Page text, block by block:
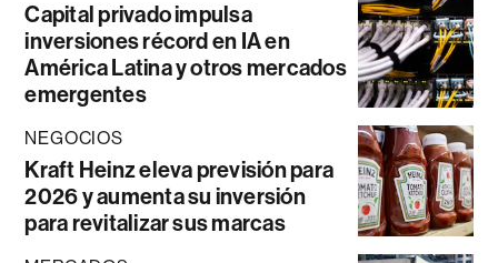
Capital privado impulsa
inversiones récord en IA en
América Latina y otros mercados
emergentes
NEGOCIOS
Kraft Heinz eleva previsión para
2026 y aumenta su inversión
para revitalizar sus marcas